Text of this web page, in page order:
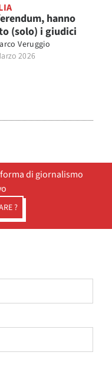
hanno
(solo) i giudici
Veruggio
2026
di giornalismo
?